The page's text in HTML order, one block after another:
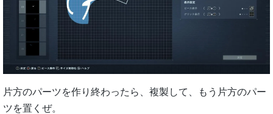
片方のパーツを作り終わったら、複製して、もう片方のパー
ツを置くぜ。